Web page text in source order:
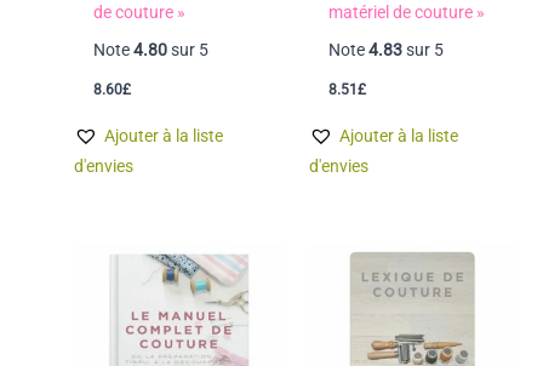
de couture »
Note4.80sur 5
8.60£
Ajouter à la liste
d'envies
matériel de couture »
Note4.83sur 5
8.51 £
Ajouter à la liste
d'envies